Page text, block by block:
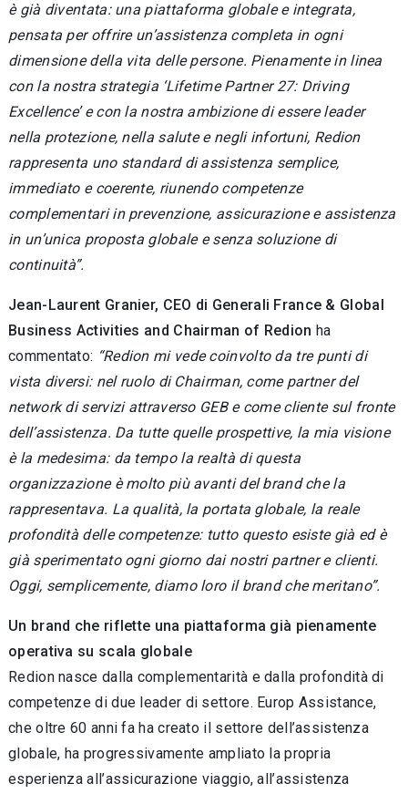
è già diventata: una piattaforma globale e integrata,
pensata per offrire un’assistenza completa in ogni
dimensione della vita delle persone. Pienamente in linea
con la nostra strategia ‘Lifetime Partner 27: Driving
Excellence’ e con la nostra ambizione di essere leader
nella protezione, nella salute e negli infortuni, Redion
rappresenta uno standard di assistenza semplice,
immediato e coerente, riunendo competenze
complementari in prevenzione, assicurazione e assistenza
in un’unica proposta globale e senza soluzione di
continuità”.
Jean-Laurent Granier, CEO di Generali France & Global
Business Activities and Chairman of Redion ha
commentato: “Redion mi vede coinvolto da tre punti di
vista diversi: nel ruolo di Chairman, come partner del
network di servizi attraverso GEB e come cliente sul fronte
dell’assistenza. Da tutte quelle prospettive, la mia visione
è la medesima: da tempo la realtà di questa
organizzazione è molto più avanti del brand che la
rappresentava. La qualità, la portata globale, la reale
profondità delle competenze: tutto questo esiste già ed è
già sperimentato ogni giorno dai nostri partner e clienti.
Oggi, semplicemente, diamo loro il brand che meritano”.
Un brand che riflette una piattaforma già pienamente
operativa su scala globale
Redion nasce dalla complementarità e dalla profondità di
competenze di due leader di settore. Europ Assistance,
che oltre 60 anni fa ha creato il settore dell’assistenza
globale, ha progressivamente ampliato la propria
esperienza all’assicurazione viaggio, all’assistenza